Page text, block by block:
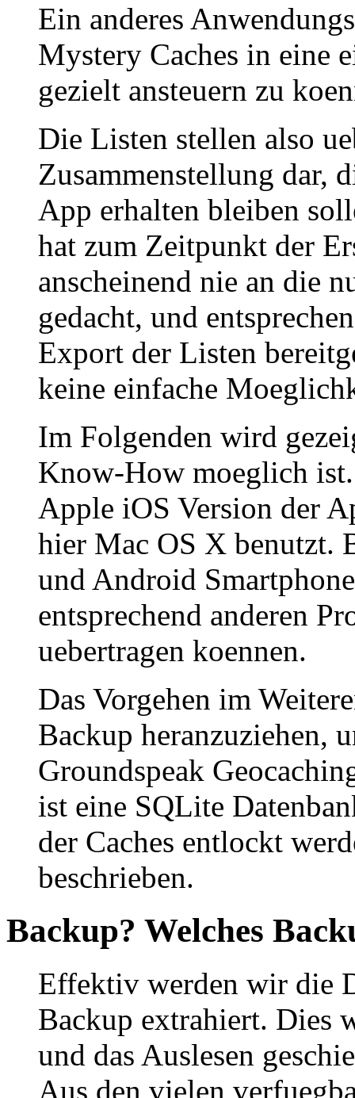
Ein anderes
Mystery Caches in eine
gezielt ansteuern zu
Die Listen stellen also
Zusammenstellung dar,
App erhalten bleiben
hat zum Zeitpunkt der
anscheinend nie an die
gedacht, und
Export der Listen
keine einfache
Im Folgenden wird
Know-How moeglich
Apple iOS Version der
hier Mac OS X benutzt.
und Android
entsprechend anderen
uebertragen koennen.
Das Vorgehen im
Backup heranzuziehen,
Groundspeak
ist eine SQLite
der Caches entlockt
beschrieben.
Backup? Welches
Effektiv werden wir die
Backup extrahiert. Dies
und das Auslesen
Aus den vielen